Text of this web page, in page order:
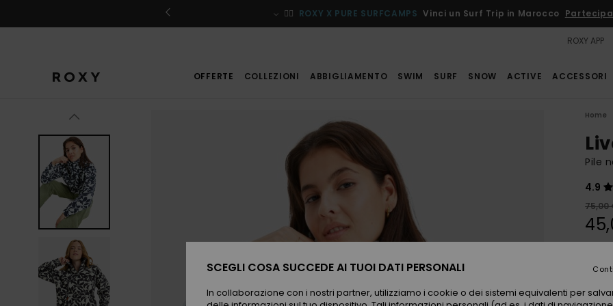
prodotto
🏄‍♀️ ROXY X PURE SURFCAMPS Vinci un Surf Trip in Marocco
ROXY APP
OFFERTE COLLEZIONI ABBIGLIAMENTO SWIM SURF SNOW ACTIVE ACCESSORI
Home
Pile
4.9
75,00
SCEGLI COSA SUCCEDE AI TUOI DATI PERSONALI
In collaborazione con i nostri partner, utilizziamo i cookie o dei sistemi equivalenti per